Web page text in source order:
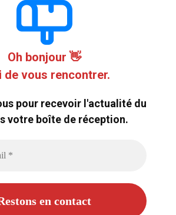
Oh bonjour 👋
de vous rencontrer.
pour recevoir l'actualité du
votre boîte de réception.